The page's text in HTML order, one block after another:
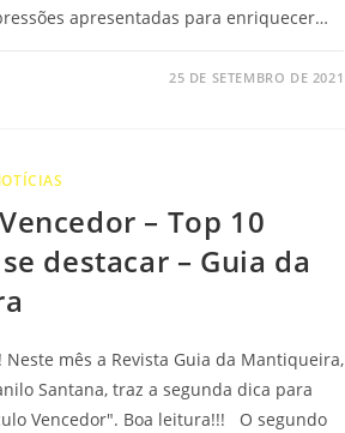
apresentadas para enriquecer…
25 DE SETEMBRO DE 2021
– Top 10
destacar – Guia da
mês a Revista Guia da Mantiqueira,
Santana, traz a segunda dica para
Vencedor". Boa leitura!!! O segundo